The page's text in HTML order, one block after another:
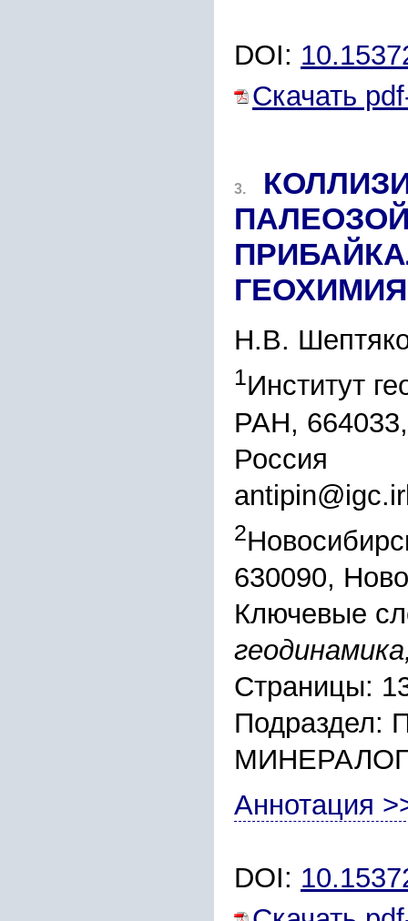
DOI:
Скачать
3.
Н.В.
1Институт
РАН,
Россия
2
630090,
Ключевые
Страницы:
Аннотация
DOI: